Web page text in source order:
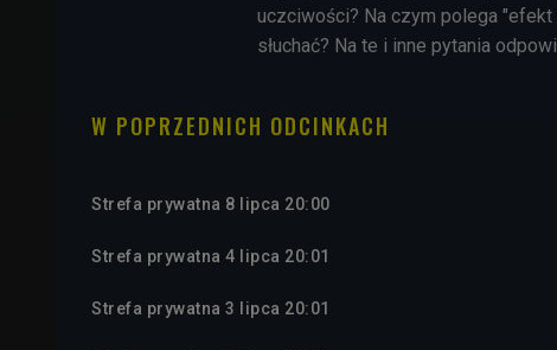
uczciwości? Na czym polega
słuchać? Na te i inne pytania
W POPRZEDNICH ODCINKACH
Strefa prywatna 8 lipca 20:00
Strefa prywatna 4 lipca 20:01
Strefa prywatna 3 lipca 20:01